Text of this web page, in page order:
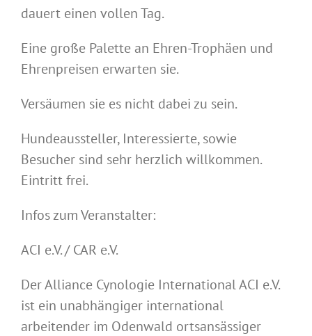
dauert einen vollen Tag.
Eine große Palette an Ehren-Trophäen und
Ehrenpreisen erwarten sie.
Versäumen sie es nicht dabei zu sein.
Hundeaussteller, Interessierte, sowie
Besucher sind sehr herzlich willkommen.
Eintritt frei.
Infos zum Veranstalter:
ACI e.V. / CAR e.V.
Der Alliance Cynologie International ACI e.V.
ist ein unabhängiger international
arbeitender im Odenwald ortsansässiger